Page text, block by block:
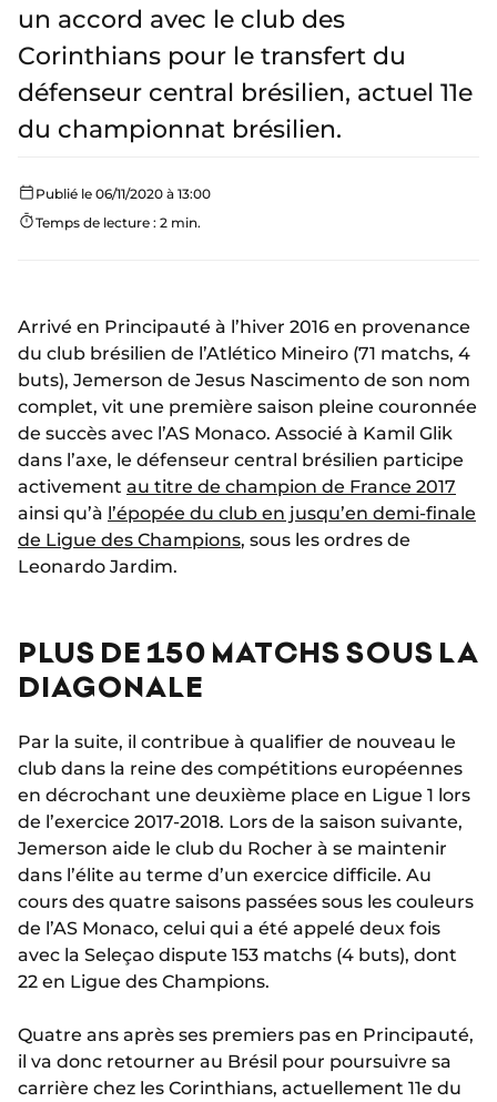
un accord avec le club des
Corinthians pour le transfert du
défenseur central brésilien, actuel 11e
du championnat brésilien.
Publié le 06/11/2020 à 13:00
Temps de lecture : 2 min.
Arrivé en Principauté à l’hiver 2016 en provenance
du club brésilien de l’Atlético Mineiro (71 matchs, 4
buts), Jemerson de Jesus Nascimento de son nom
complet, vit une première saison pleine couronnée
de succès avec l’AS Monaco. Associé à Kamil Glik
dans l’axe, le défenseur central brésilien participe
activement au titre de champion de France 2017
ainsi qu’à l’épopée du club en jusqu’en demi-finale
de Ligue des Champions, sous les ordres de
Leonardo Jardim.
PLUS DE 150 MATCHS SOUS LA
DIAGONALE
Par la suite, il contribue à qualifier de nouveau le
club dans la reine des compétitions européennes
en décrochant une deuxième place en Ligue 1 lors
de l’exercice 2017-2018. Lors de la saison suivante,
Jemerson aide le club du Rocher à se maintenir
dans l’élite au terme d’un exercice difficile. Au
cours des quatre saisons passées sous les couleurs
de l’AS Monaco, celui qui a été appelé deux fois
avec la Seleçao dispute 153 matchs (4 buts), dont
22 en Ligue des Champions.
Quatre ans après ses premiers pas en Principauté,
il va donc retourner au Brésil pour poursuivre sa
carrière chez les Corinthians, actuellement 11e du